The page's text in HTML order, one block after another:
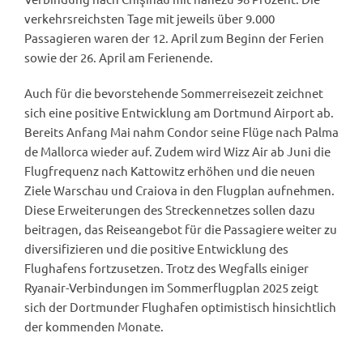
verkehrsreichsten Tage mit jeweils über 9.000
Passagieren waren der 12. April zum Beginn der Ferien
sowie der 26. April am Ferienende.
Auch für die bevorstehende Sommerreisezeit zeichnet
sich eine positive Entwicklung am Dortmund Airport ab.
Bereits Anfang Mai nahm Condor seine Flüge nach Palma
de Mallorca wieder auf. Zudem wird Wizz Air ab Juni die
Flugfrequenz nach Kattowitz erhöhen und die neuen
Ziele Warschau und Craiova in den Flugplan aufnehmen.
Diese Erweiterungen des Streckennetzes sollen dazu
beitragen, das Reiseangebot für die Passagiere weiter zu
diversifizieren und die positive Entwicklung des
Flughafens fortzusetzen. Trotz des Wegfalls einiger
Ryanair-Verbindungen im Sommerflugplan 2025 zeigt
sich der Dortmunder Flughafen optimistisch hinsichtlich
der kommenden Monate.